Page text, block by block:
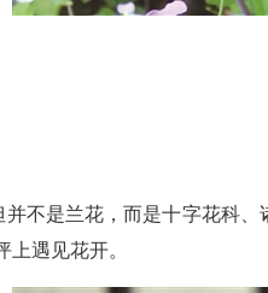
并不是兰花，而是十字花科
遇见花开。